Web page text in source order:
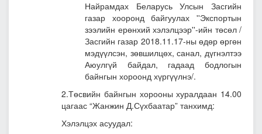
Найрамдах Беларусь Улсын Засгийн
газар хооронд байгуулах ''Экспортын
зээлийн ерөнхий хэлэлцээр''-ийн төсөл /
Засгийн газар 2018.11.17-ны өдөр өргөн
мэдүүлсэн, зөвшилцөх, санал, дүгнэлтээ
Аюулгүй байдал, гадаад бодлогын
байнгын хороонд хүргүүлнэ/.
2.Төсвийн байнгын хорооны хуралдаан 14.00
цагаас “Жанжин Д.Сүхбаатар” танхимд:
Хэлэлцэх асуудал: